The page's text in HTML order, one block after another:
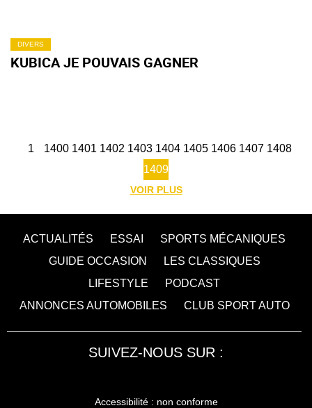
DIVERS
KUBICA JE POUVAIS GAGNER
1 1400 1401 1402 1403 1404 1405 1406 1407 1408
1409
VOIR PLUS
ACTUALITÉS ESSAI
SPORTS MÉCANIQUES
GUIDE OCCASION
LES CLASSIQUES
LIFESTYLE
PODCAST
ANNONCES AUTOMOBILES
CLUB SPORT AUTO
SUIVEZ-NOUS SUR :
Accessibilité : non conforme